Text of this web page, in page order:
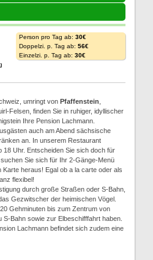
Person pro Tag ab: 30€
Doppelzi. p. Tag ab: 56€
Einzelzi. p. Tag ab: 30€
umringt von Pfaffenstein
Felsen, finden Sie in ruhiger, idyllischer
Ihre Pension Lachmann.
auch am Abend sächsische
an. In unserem Restaurant
18 Uhr. Entscheiden Sie sich doch für
Sie sich für Ihr 2-Gänge-Menü
heraus! Egal ob a la carte oder als
flexibel!
durch große Straßen oder S-Bahn,
Gezwitscher der heimischen Vögel.
Gehminuten bis zum Zentrum von
S-Bahn sowie zur Elbeschifffahrt haben.
Lachmann befindet sich zudem eine